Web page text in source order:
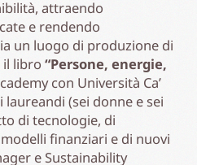
attraendo
e rendendo
un luogo di produzione di
libro “Persone, energie,
con Università Ca’
laureandi (sei donne e sei
di tecnologie, di
finanziari e di nuovi
e Sustainability